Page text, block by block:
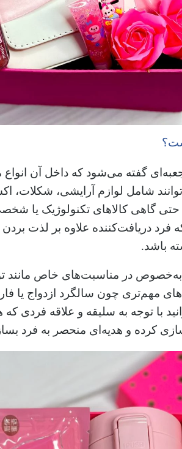
گفته می‌شود که داخل آن انواع
شامل لوازم آرایشی، شکلات،
گاهی کالاهای تکنولوژیک یا
فرد دریافت‌کننده علاوه بر لذت بردن
باشد.
در مناسبت‌های خاص مانند
مهم‌تری چون سالگرد ازدواج یا
با توجه به سلیقه و علاقه فردی
کرده و هدیه‌ای منحصر به فرد